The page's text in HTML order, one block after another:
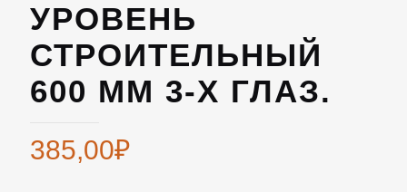
УРОВЕНЬ
СТРОИТЕЛЬНЫЙ
600 ММ 3-Х ГЛАЗ.
385,00₽